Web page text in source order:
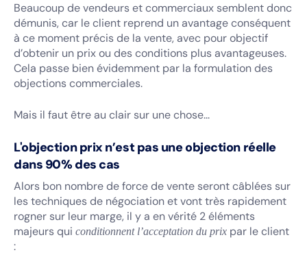
Beaucoup de vendeurs et commerciaux semblent donc
démunis, car le client reprend un avantage conséquent
à ce moment précis de la vente, avec pour objectif
d’obtenir un prix ou des conditions plus avantageuses.
Cela passe bien évidemment par la formulation des
objections commerciales.
Mais il faut être au clair sur une chose...
L'objection prix n’est pas une objection réelle
dans 90% des cas
Alors bon nombre de force de vente seront câblées sur
les techniques de négociation et vont très rapidement
rogner sur leur marge, il y a en vérité 2 éléments
majeurs qui conditionnent l’acceptation du prix par le client
: